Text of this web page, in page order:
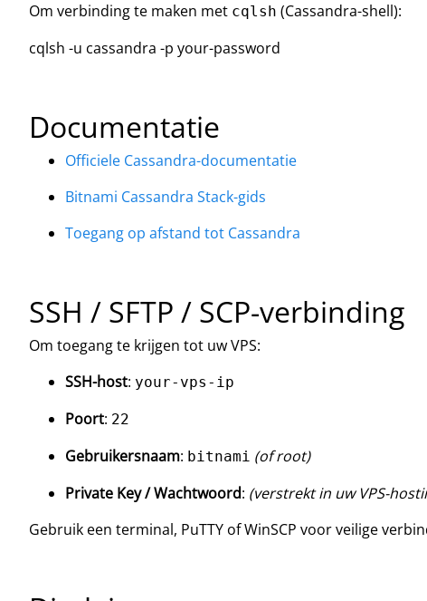
Om verbinding te maken met cqlsh (Cassandra-shell):
cqlsh -u cassandra -p your-password
Documentatie
Officiele Cassandra-documentatie
Bitnami Cassandra Stack-gids
Toegang op afstand tot Cassandra
SSH / SFTP / SCP-verbinding
Om toegang te krijgen tot uw VPS:
SSH-host: your-vps-ip
Poort: 22
Gebruikersnaam: bitnami (of root)
Private Key / Wachtwoord: (verstrekt in uw VPS-
Gebruik een terminal, PuTTY of WinSCP voor veilige